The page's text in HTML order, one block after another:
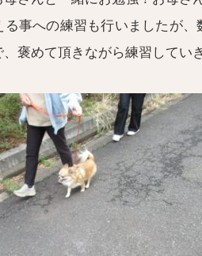
る事への練習も行いましたが
褒めて頂きながら練習してい